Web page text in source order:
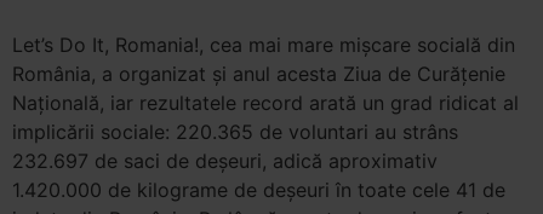
Let’s Do It, Romania!, cea mai mare mișcare socială din
România, a organizat și anul acesta Ziua de Curățenie
Națională, iar rezultatele record arată un grad ridicat al
implicării sociale: 220.365 de voluntari au strâns
232.697 de saci de deșeuri, adică aproximativ
1.420.000 de kilograme de deșeuri în toate cele 41 de